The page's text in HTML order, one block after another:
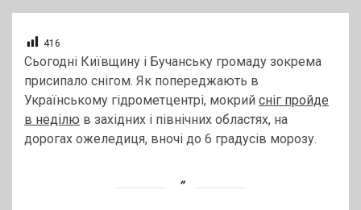
416
Сьогодні Київщину і Бучанську громаду зокрема
присипало снігом. Як попереджають в
Українському гідрометцентрі, мокрий сніг пройде
в неділю в західних і північних областях, на
дорогах ожеледиця, вночі до 6 градусів морозу.